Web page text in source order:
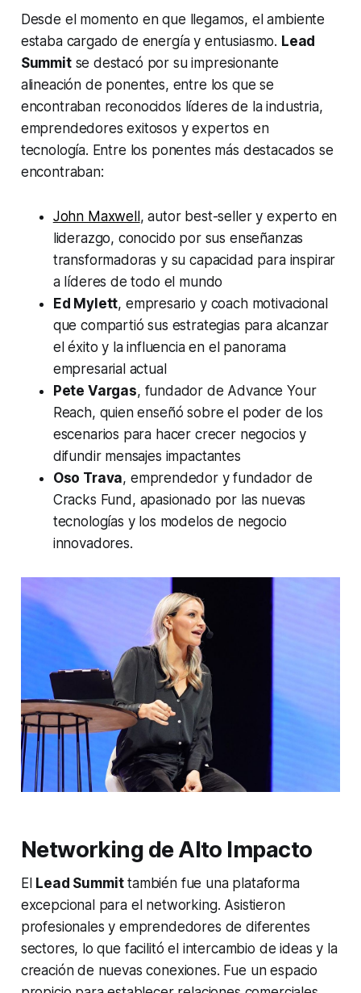
Desde el momento en que llegamos, el ambiente
estaba cargado de energía y entusiasmo. Lead
Summitse destacó por su impresionante
alineación de ponentes, entre los que se
encontraban reconocidos líderes de la industria,
emprendedores exitosos y expertos en
tecnología. Entre los ponentes más destacados se
encontraban:
John Maxwell, autor best-seller y experto en
liderazgo, conocido por sus enseñanzas
transformadoras y su capacidad para inspirar
a líderes de todo el mundo
Ed Mylett, empresario y coach motivacional
que compartió sus estrategias para alcanzar
el éxito y la influencia en el panorama
empresarial actual
Pete Vargas, fundador de Advance Your
Reach, quien enseñó sobre el poder de los
escenarios para hacer crecer negocios y
difundir mensajes impactantes
Oso Trava, emprendedor y fundador de
Cracks Fund, apasionado por las nuevas
tecnologías y los modelos de negocio
innovadores.
Networking de Alto Impacto
El Lead Summittambién fue una plataforma
excepcional para el networking. Asistieron
profesionales y emprendedores de diferentes
sectores, lo que facilitó el intercambio de ideas y la
creación de nuevas conexiones. Fue un espacio